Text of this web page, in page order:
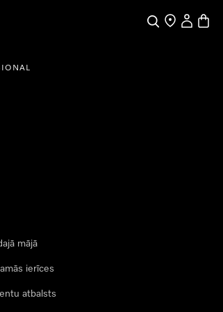
Meklēšana
TirgotājaLietotāja
mājā
ierīces
atbalsts